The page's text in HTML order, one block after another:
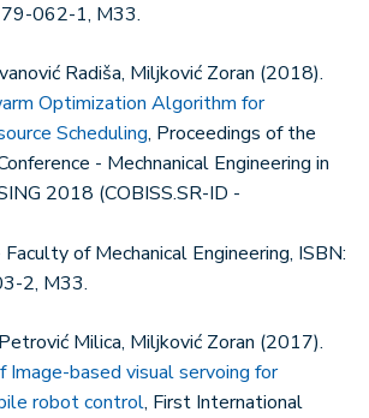
062-1, M33.
Radiša, Miljković Zoran (2018).
Optimization Algorithm for
Scheduling, Proceedings of the
- Mechnanical Engineering in
2018 (COBISS.SR-ID -
of Mechanical Engineering, ISBN:
2, M33.
Milica, Miljković Zoran (2017).
based visual servoing for
robot control, First International